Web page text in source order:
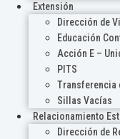
Extensión
Dirección de
Educación
Acción E –
PITS
Transferencia
Sillas Vacías
Relacionamiento
Dirección de